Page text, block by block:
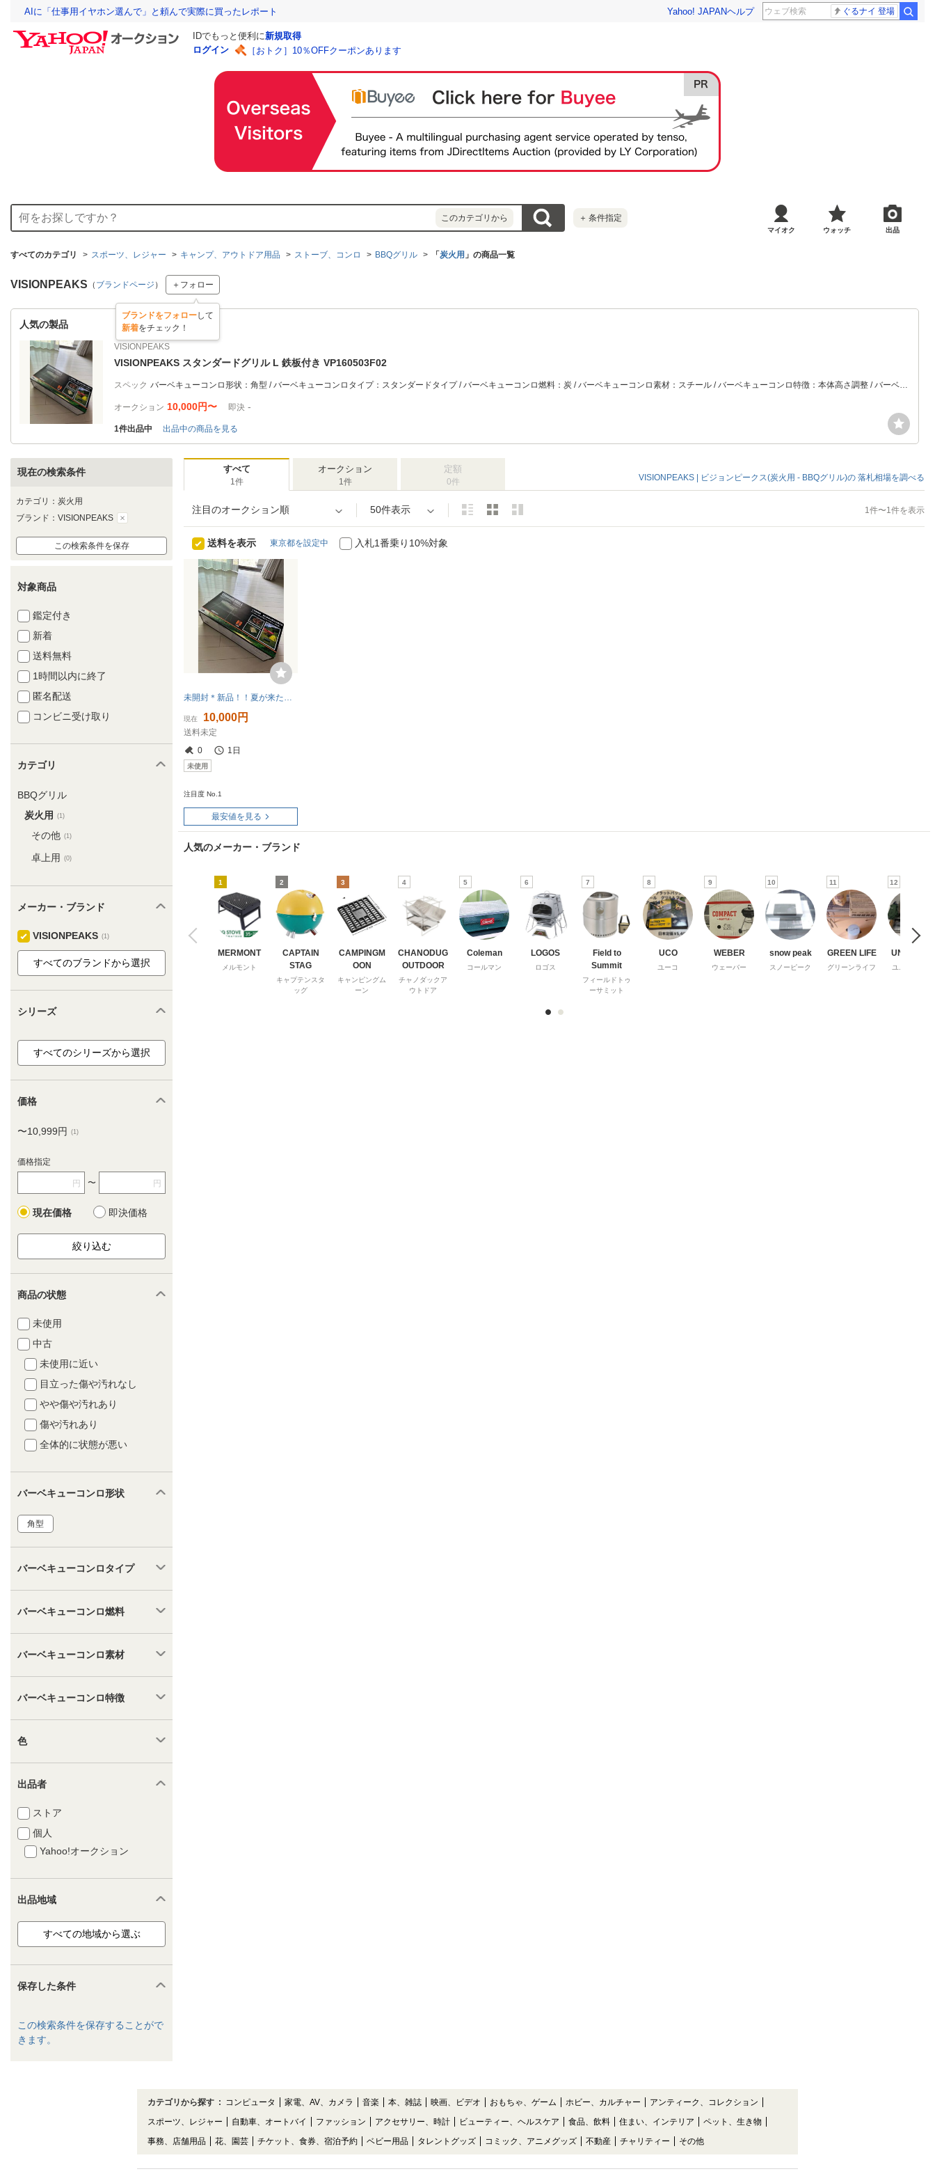
AIに「仕事用イヤホン選んで」と頼んで実際に買ったレポート Yahoo! JAPANヘルプ ぐるナイ 登場
IDでもっと便利に新規取得
ログイン
［おトク］10％OFFクーポンあります
このカテゴリから ＋ 条件指定
マイオク ウォッチ 出品
すべてのカテゴリ スポーツ、レジャー キャンプ、アウトドア用品 ストーブ、コンロ BBQグリル 「 炭火用 」の商品一覧
VISIONPEAKS （ ブランドページ ） ＋フォロー
ブランドをフォローして
新着をチェック！
人気の製品
VISIONPEAKS
VISIONPEAKS スタンダードグリル L 鉄板付き VP160503F02
スペック バーベキューコンロ形状：角型 / バーベキューコンロタイプ：スタンダードタイプ / バーベキューコンロ燃料：炭 / バーベキューコンロ素材：スチール / バーベキューコンロ特徴：本体高さ調整 / バーベキューコンロ重量（kg）：5~10kg未満 / バーベキューコンロ使用時幅（cm）：80~100cm未満 / バーベキューコンロ使用時奥行き（cm）：30~50cm未満 / バーベキューコンロ使用時高さ（cm）：50~80cm未満 / バーベキューコンロ収納時幅（cm）：50~80cm未満 / バーベキューコンロ収納時奥行さ（cm）：30~50cm未満 / バーベキューコンロ収納時高さ（cm）：10~30cm未満 / 色：シルバー系
オークション 10,000円〜 即決 -
1件出品中 出品中の商品を見る
現在の検索条件
カテゴリ：炭火用
ブランド：VISIONPEAKS
この検索条件を保存
対象商品
鑑定付き
新着
送料無料
1時間以内に終了
匿名配送
コンビニ受け取り
カテゴリ
BBQグリル
炭火用
(1)
その他 (1)
卓上用 (0)
メーカー・ブランド
VISIONPEAKS (1)
シリーズ
価格
〜10,999円 (1)
価格指定
円 〜 円
現在価格 即決価格
商品の状態
未使用
中古
未使用に近い
目立った傷や汚れなし
やや傷や汚れあり
傷や汚れあり
全体的に状態が悪い
バーベキューコンロ形状
角型
バーベキューコンロタイプ
バーベキューコンロ燃料
バーベキューコンロ素材
バーベキューコンロ特徴
色
出品者
ストア
個人
Yahoo!オークション
出品地域
保存した条件
この検索条件を保存することがで
きます。
すべて
1件
オークション
1件
定額
0件 VISIONPEAKS | ビジョンピークス(炭火用 - BBQグリル)の 落札相場を調べる
注目のオークション順 50件表示 1件〜1件を表示
送料を表示 東京都を設定中 入札1番乗り10%対象
未開封＊新品！！夏が来た！外でバーベキューしよう！！VISIONPEAKS スタンダードグリルL VP160503F02 未使用 BBQ キャンプ
現在 10,000円
送料未定
0
1日
未使用
注目度 No.1
最安値を見る
人気のメーカー・ブランド
1
MERMONT
メルモント
2
CAPTAIN
STAG
キャプテンスタ
ッグ
3
CAMPINGM
OON
キャンピングム
ーン
4
CHANODUG
OUTDOOR
チャノダックア
ウトドア
5
Coleman
コールマン
6
LOGOS
ロゴス
7
Field to
Summit
フィールドトゥ
ーサミット
8
UCO
ユーコ
9
WEBER
ウェーバー
10
snow peak
スノーピーク
11
GREEN LIFE
グリーンライフ
12
UNIFLAME
ユニフレーム
カテゴリから探す : コンピュータ 家電、AV、カメラ 音楽 本、雑誌 映画、ビデオ おもちゃ、ゲーム ホビー、カルチャー
アンティーク、コレクション
スポーツ、レジャー
自動車、オートバイ ファッション アクセサリー、時計 ビューティー、ヘルスケア 食品、飲料 住まい、インテリア
ペット、生き物
事務、店舗用品
花、園芸 チケット、食券、宿泊予約 ベビー用品 タレントグッズ コミック、アニメグッズ 不動産 チャリティー その他